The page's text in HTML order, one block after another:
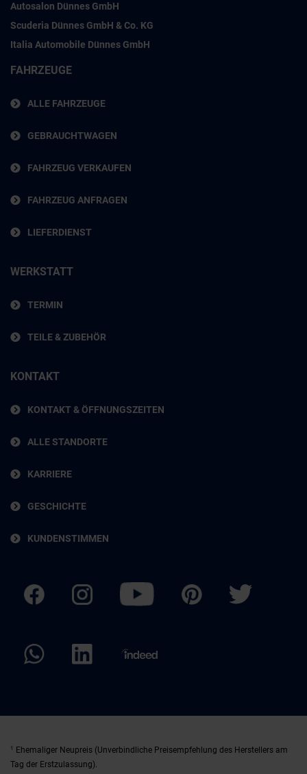
Autosalon Dünnes GmbH
Scuderia Dünnes GmbH & Co. KG
Italia Automobile Dünnes GmbH
FAHRZEUGE
ALLE FAHRZEUGE
GEBRAUCHTWAGEN
FAHRZEUG VERKAUFEN
FAHRZEUG ANFRAGEN
LIEFERDIENST
WERKSTATT
TERMIN
TEILE & ZUBEHÖR
KONTAKT
KONTAKT & ÖFFNUNGSZEITEN
ALLE STANDORTE
KARRIERE
GESCHICHTE
KUNDENSTIMMEN
1
Ehemaliger Neupreis (Unverbindliche Preisempfehlung des Herstellers am
Tag der Erstzulassung).